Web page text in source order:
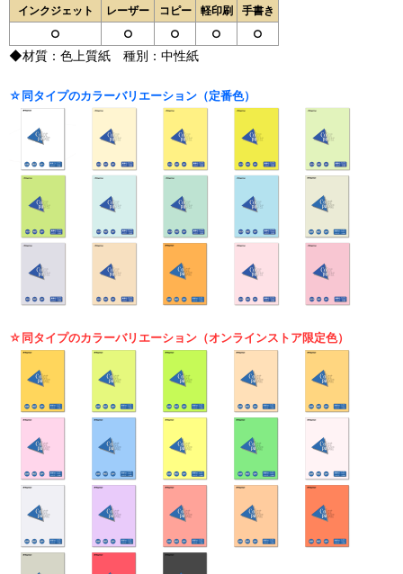
インクジェット レーザー コピー 軽印刷
手書き
○
○ ○ ○ ○
◆材質：色上質紙 種別：中性紙
☆同タイプのカラーバリエーション（定番色）
☆同タイプのカラーバリエーション（オンラインストア限定色）